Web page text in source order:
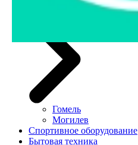
Гомель
Могилев
Спортивное оборудование
Бытовая техника